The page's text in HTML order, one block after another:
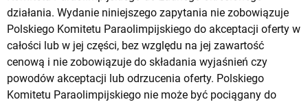
działania. Wydanie niniejszego zapytania nie zobowiązuje
Polskiego Komitetu Paraolimpijskiego do akceptacji oferty w
całości lub w jej części, bez względu na jej zawartość
cenową i nie zobowiązuje do składania wyjaśnień czy
powodów akceptacji lub odrzucenia oferty. Polskiego
Komitetu Paraolimpijskiego nie może być pociągany do